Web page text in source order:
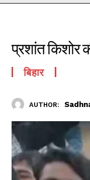
प्रशांत किशोर
बिहार
AUTHOR: